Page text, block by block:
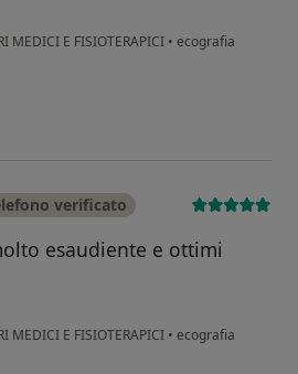
MEDICI E FISIOTERAPICI • ecografia
AR
verificato
esaudiente e ottimi
MEDICI E FISIOTERAPICI • ecografia